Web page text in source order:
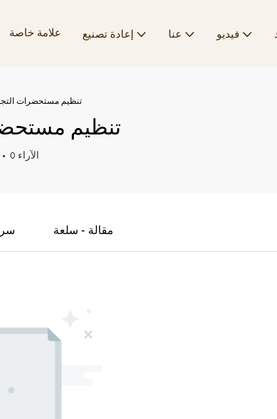
علامة خاصة إعادة تصنيع عنا فيديو
تنظيم مستحضرات
#تنظيم
0 الآراء
مقالة - سلعة